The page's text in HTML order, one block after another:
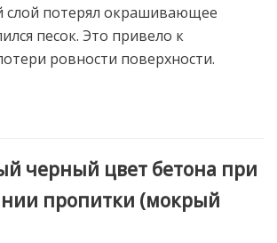
слой потерял окрашивающее
песок. Это привело к
ровности поверхности.
черный цвет бетона при
пропитки (мокрый